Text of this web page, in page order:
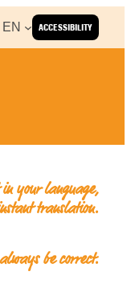
ACCESSIBILITY
EN
your language,
translation.
be correct.